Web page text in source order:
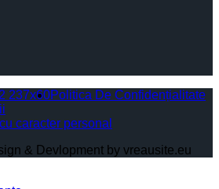
Politica De Confidențialitate
caracter personal
& Devlopment by vreausite.eu